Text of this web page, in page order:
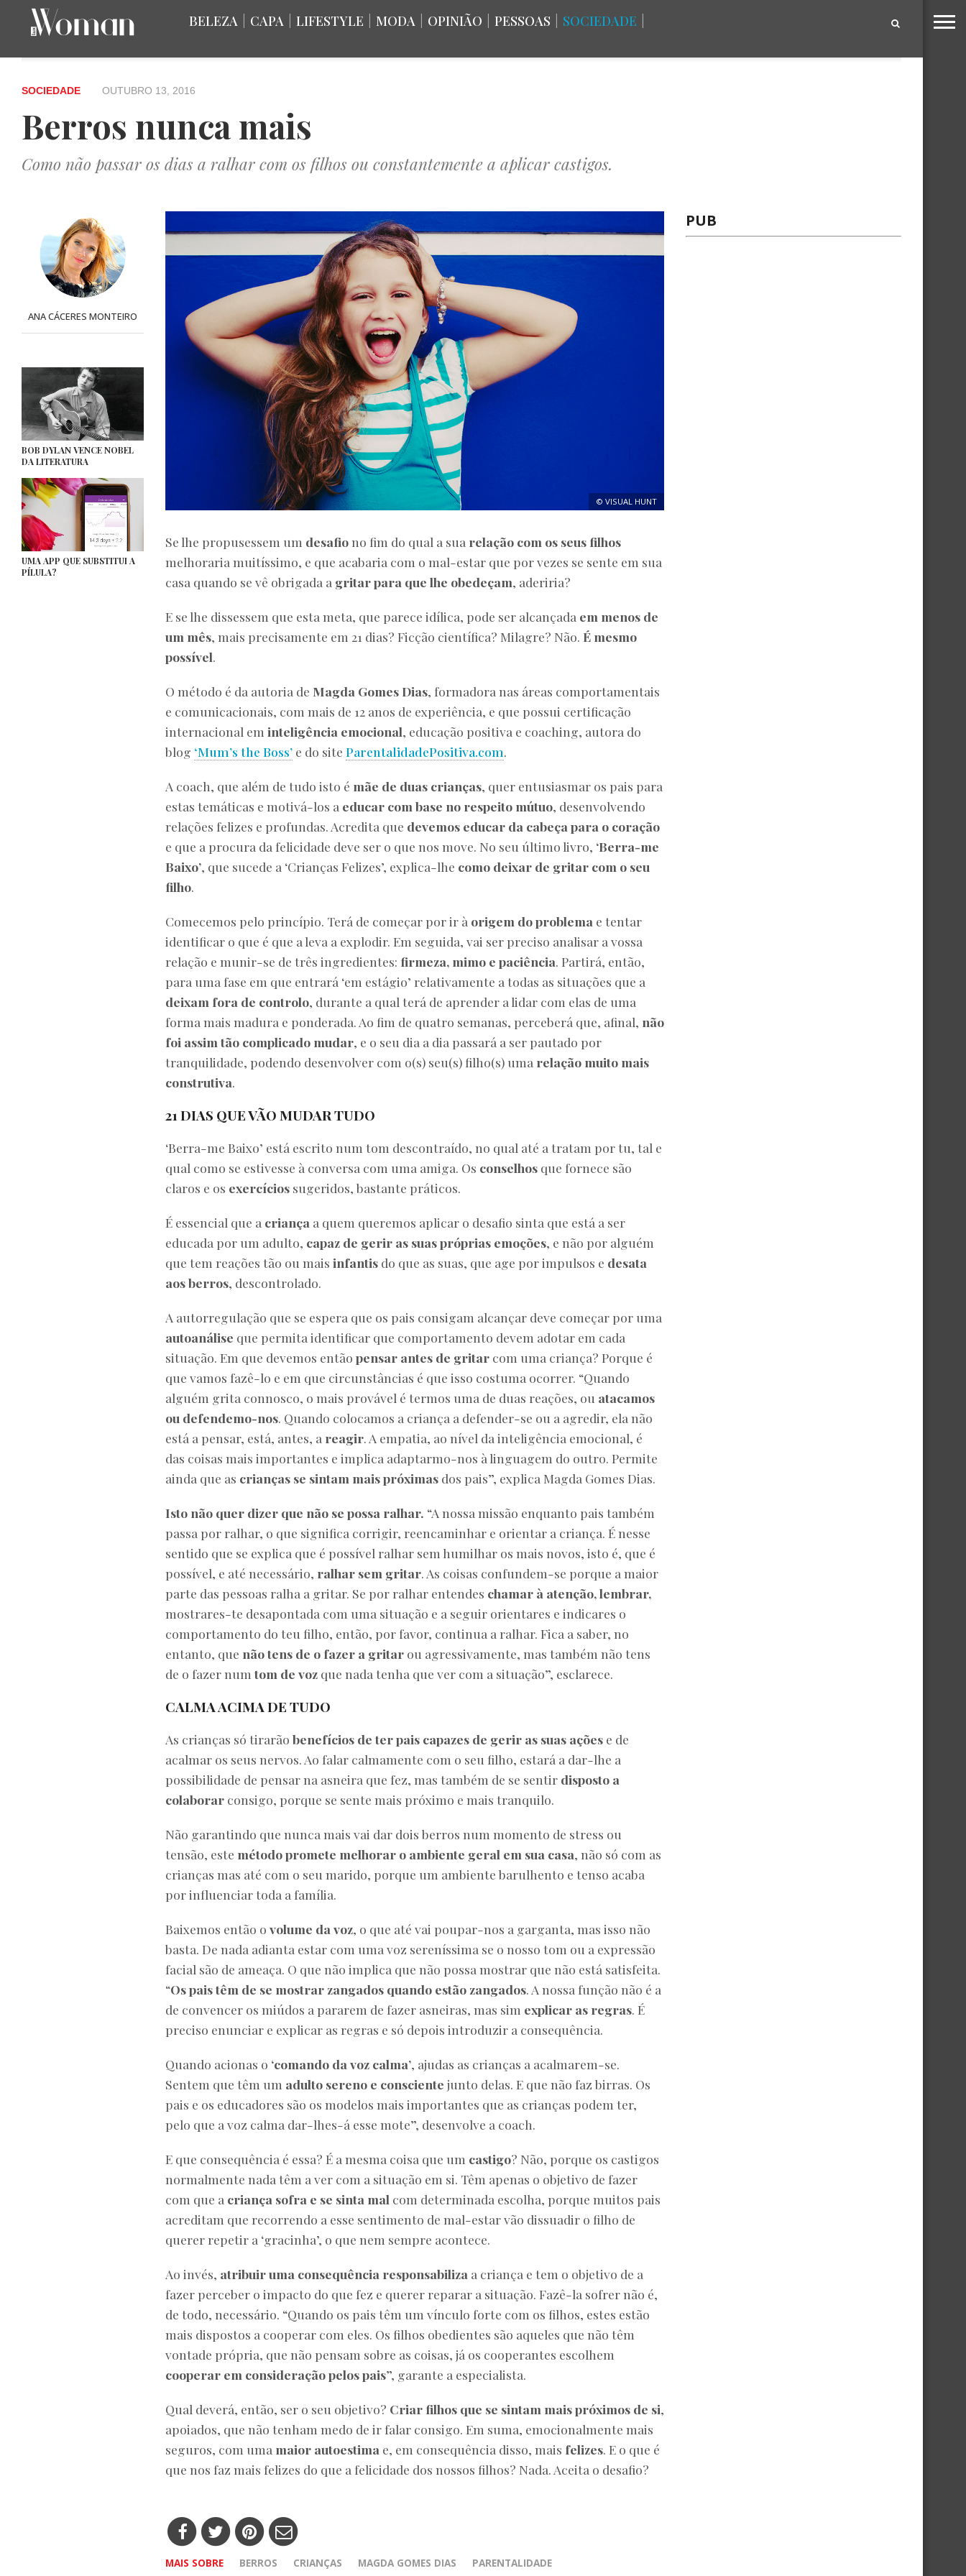
BELEZA CAPA LIFESTYLE MODA OPINIÃO PESSOAS SOCIEDADE
SOCIEDADE OUTUBRO 13, 2016
Berros nunca mais
Como não passar os dias a ralhar com os filhos ou constantemente a aplicar castigos.
ANA CÁCERES MONTEIRO
BOB DYLAN VENCE NOBEL
DA LITERATURA
UMA APP QUE SUBSTITUI A
PÍLULA?
© VISUAL HUNT
Se lhe propusessem um desafiono fim do qual a sua relação com os seus filhos
melhoraria muitíssimo, e que acabaria com o mal-estar que por vezes se sente em sua
casa quando se vê obrigada a gritar para que lhe obedeçam, aderiria?
E se lhe dissessem que esta meta, que parece idílica, pode ser alcançada em menos de
um mês, mais precisamente em 21 dias? Ficção científica? Milagre? Não. É mesmo
possível.
O método é da autoria de Magda Gomes Dias, formadora nas áreas comportamentais
e comunicacionais, com mais de 12 anos de experiência, e que possui certificação
internacional em inteligência emocional, educação positiva e coaching, autora do
blog ‘Mum’s the Boss’ e do site ParentalidadePositiva.com.
A coach, que além de tudo isto é mãe de duas crianças, quer entusiasmar os pais para
estas temáticas e motivá-los a educar com base no respeito mútuo, desenvolvendo
relações felizes e profundas. Acredita que devemos educar da cabeça para o coração
e que a procura da felicidade deve ser o que nos move. No seu último livro, ‘Berra-me
Baixo’, que sucede a ‘Crianças Felizes’, explica-lhe como deixar de gritar com o seu
filho.
Comecemos pelo princípio. Terá de começar por ir à origem do problema e tentar
identificar o que é que a leva a explodir. Em seguida, vai ser preciso analisar a vossa
relação e munir-se de três ingredientes: firmeza, mimo e paciência. Partirá, então,
para uma fase em que entrará ‘em estágio’ relativamente a todas as situações que a
deixam fora de controlo, durante a qual terá de aprender a lidar com elas de uma
forma mais madura e ponderada. Ao fim de quatro semanas, perceberá que, afinal, não
foi assim tão complicado mudar, e o seu dia a dia passará a ser pautado por
tranquilidade, podendo desenvolver com o(s) seu(s) filho(s) uma relação muito mais
construtiva.
21 DIAS QUE VÃO MUDAR TUDO
‘Berra-me Baixo’ está escrito num tom descontraído, no qual até a tratam por tu, tal e
qual como se estivesse à conversa com uma amiga. Os conselhos que fornece são
claros e os exercícios sugeridos, bastante práticos.
É essencial que a criança a quem queremos aplicar o desafio sinta que está a ser
educada por um adulto, capaz de gerir as suas próprias emoções, e não por alguém
que tem reações tão ou mais infantis do que as suas, que age por impulsos e desata
aos berros, descontrolado.
A autorregulação que se espera que os pais consigam alcançar deve começar por uma
autoanálise que permita identificar que comportamento devem adotar em cada
situação. Em que devemos então pensar antes de gritar com uma criança? Porque é
que vamos fazê-lo e em que circunstâncias é que isso costuma ocorrer. “Quando
alguém grita connosco, o mais provável é termos uma de duas reações, ou atacamos
ou defendemo-nos. Quando colocamos a criança a defender-se ou a agredir, ela não
está a pensar, está, antes, a reagir. A empatia, ao nível da inteligência emocional, é
das coisas mais importantes e implica adaptarmo-nos à linguagem do outro. Permite
ainda que as crianças se sintam mais próximas dos pais”, explica Magda Gomes Dias.
Isto não quer dizer que não se possa ralhar. “A nossa missão enquanto pais também
passa por ralhar, o que significa corrigir, reencaminhar e orientar a criança. É nesse
sentido que se explica que é possível ralhar sem humilhar os mais novos, isto é, que é
possível, e até necessário, ralhar sem gritar. As coisas confundem-se porque a maior
parte das pessoas ralha a gritar. Se por ralhar entendes chamar à atenção, lembrar,
mostrares-te desapontada com uma situação e a seguir orientares e indicares o
comportamento do teu filho, então, por favor, continua a ralhar. Fica a saber, no
entanto, que não tens de o fazer a gritar ou agressivamente, mas também não tens
de o fazer numtom de voz que nada tenha que ver com a situação”, esclarece.
CALMA ACIMA DE TUDO
As crianças só tirarão benefícios de ter pais capazes de gerir as suas ações e de
acalmar os seus nervos. Ao falar calmamente com o seu filho, estará a dar-lhe a
possibilidade de pensar na asneira que fez, mas também de se sentir disposto a
colaborar consigo, porque se sente mais próximo e mais tranquilo.
Não garantindo que nunca mais vai dar dois berros num momento de stress ou
tensão, este método promete melhorar o ambiente geral em sua casa, não só com as
crianças mas até com o seu marido, porque um ambiente barulhento e tenso acaba
por influenciar toda a família.
Baixemos então o volume da voz, o que até vai poupar-nos a garganta, mas isso não
basta. De nada adianta estar com uma voz sereníssima se o nosso tom ou a expressão
facial são de ameaça. O que não implica que não possa mostrar que não está satisfeita.
“Os pais têm de se mostrar zangados quando estão zangados. A nossa função não é a
de convencer os miúdos a pararem de fazer asneiras, mas sim explicar as regras. É
preciso enunciar e explicar as regras e só depois introduzir a consequência.
Quando acionas o ‘comando da voz calma’, ajudas as crianças a acalmarem-se.
Sentem que têm um adulto sereno e consciente junto delas. E que não faz birras. Os
pais e os educadores são os modelos mais importantes que as crianças podem ter,
pelo que a voz calma dar-lhes-á esse mote”, desenvolve a coach.
E que consequência é essa? É a mesma coisa que um castigo? Não, porque os castigos
normalmente nada têm a ver com a situação em si. Têm apenas o objetivo de fazer
com que a criança sofra e se sinta mal com determinada escolha, porque muitos pais
acreditam que recorrendo a esse sentimento de mal-estar vão dissuadir o filho de
querer repetir a ‘gracinha’, o que nem sempre acontece.
Ao invés, atribuir uma consequência responsabiliza a criança e tem o objetivo de a
fazer perceber o impacto do que fez e querer reparar a situação. Fazê-la sofrer não é,
de todo, necessário. “Quando os pais têm um vínculo forte com os filhos, estes estão
mais dispostos a cooperar com eles. Os filhos obedientes são aqueles que não têm
vontade própria, que não pensam sobre as coisas, já os cooperantes escolhem
cooperar em consideração pelos pais”, garante a especialista.
Qual deverá, então, ser o seu objetivo? Criar filhos que se sintam mais próximos de si,
apoiados, que não tenham medo de ir falar consigo. Em suma, emocionalmente mais
seguros, com uma maior autoestima e, em consequência disso, mais felizes. E o que é
que nos faz mais felizes do que a felicidade dos nossos filhos? Nada. Aceita o desafio?
MAIS SOBRE BERROS CRIANÇAS MAGDA GOMES DIAS PARENTALIDADE
PUB